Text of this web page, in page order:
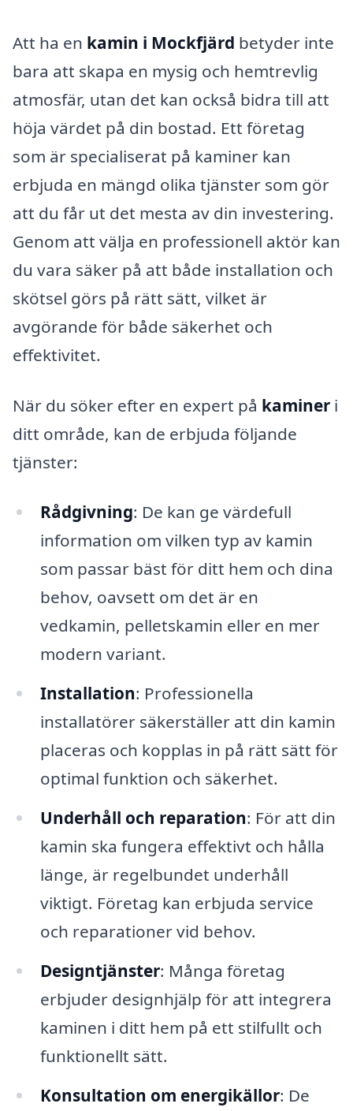
Att ha en kamin i Mockfjärd betyder inte
bara att skapa en mysig och hemtrevlig
atmosfär, utan det kan också bidra till att
höja värdet på din bostad. Ett företag
som är specialiserat på kaminer kan
erbjuda en mängd olika tjänster som gör
att du får ut det mesta av din investering.
Genom att välja en professionell aktör kan
du vara säker på att både installation och
skötsel görs på rätt sätt, vilket är
avgörande för både säkerhet och
effektivitet.
När du söker efter en expert på kaminer i
ditt område, kan de erbjuda följande
tjänster:
Rådgivning: De kan ge värdefull
information om vilken typ av kamin
som passar bäst för ditt hem och dina
behov, oavsett om det är en
vedkamin, pelletskamin eller en mer
modern variant.
Installation: Professionella
installatörer säkerställer att din kamin
placeras och kopplas in på rätt sätt för
optimal funktion och säkerhet.
Underhåll och reparation: För att din
kamin ska fungera effektivt och hålla
länge, är regelbundet underhåll
viktigt. Företag kan erbjuda service
och reparationer vid behov.
Designtjänster: Många företag
erbjuder designhjälp för att integrera
kaminen i ditt hem på ett stilfullt och
funktionellt sätt.
Konsultation om energikällor: De